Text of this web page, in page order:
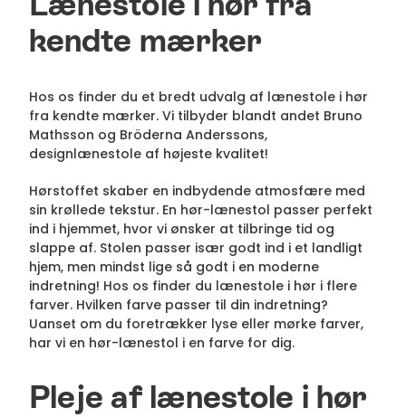
kendte mærker
Hos os finder du et bredt udvalg af lænestole i hør
fra kendte mærker. Vi tilbyder blandt andet Bruno
Mathsson og Bröderna Anderssons,
designlænestole af højeste kvalitet!
Hørstoffet skaber en indbydende atmosfære med
sin krøllede tekstur. En hør-lænestol passer perfekt
ind i hjemmet, hvor vi ønsker at tilbringe tid og
slappe af. Stolen passer især godt ind i et landligt
hjem, men mindst lige så godt i en moderne
indretning! Hos os finder du lænestole i hør i flere
farver. Hvilken farve passer til din indretning?
Uanset om du foretrækker lyse eller mørke farver,
har vi en hør-lænestol i en farve for dig.
Pleje af lænestole i hør